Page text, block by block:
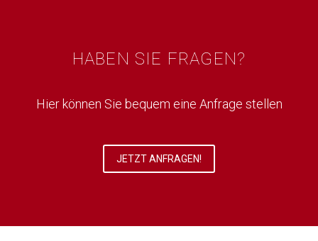
HABEN SIE FRAGEN?
Hier können Sie bequem eine Anfrage stellen
JETZT ANFRAGEN!